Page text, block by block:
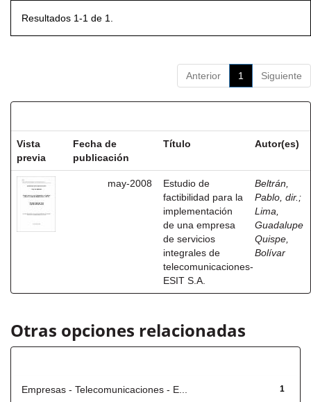
Resultados 1-1 de 1.
Anterior 1 Siguiente
Vista
previa
Fecha de
publicación
Título Autor(es)
may-2008
Estudio de
factibilidad para la
implementación
de una empresa
de servicios
integrales de
telecomunicaciones-
ESIT S.A.
Beltrán,
Pablo, dir. ;
Lima,
Guadalupe
Quispe,
Bolívar
Otras opciones relacionadas
1
Empresas - Telecomunicaciones - E...